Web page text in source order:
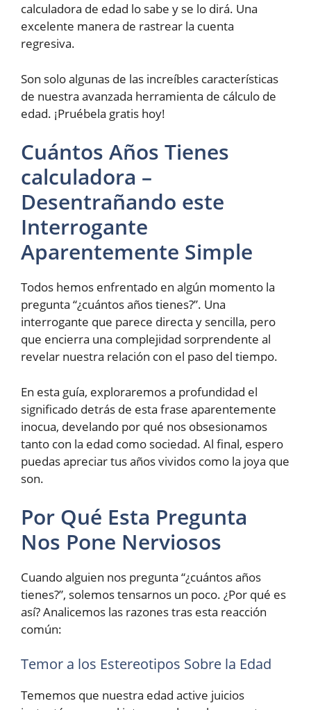
calculadora de edad lo sabe y se lo dirá. Una
excelente manera de rastrear la cuenta
regresiva.
Son solo algunas de las increíbles características
de nuestra avanzada herramienta de cálculo de
edad. ¡Pruébela gratis hoy!
Cuántos Años Tienes
calculadora –
Desentrañando este
Interrogante
Aparentemente Simple
Todos hemos enfrentado en algún momento la
pregunta “¿cuántos años tienes?”. Una
interrogante que parece directa y sencilla, pero
que encierra una complejidad sorprendente al
revelar nuestra relación con el paso del tiempo.
En esta guía, exploraremos a profundidad el
significado detrás de esta frase aparentemente
inocua, develando por qué nos obsesionamos
tanto con la edad como sociedad. Al final, espero
puedas apreciar tus años vividos como la joya que
son.
Por Qué Esta Pregunta
Nos Pone Nerviosos
Cuando alguien nos pregunta “¿cuántos años
tienes?”, solemos tensarnos un poco. ¿Por qué es
así? Analicemos las razones tras esta reacción
común:
Temor a los Estereotipos Sobre la Edad
Tememos que nuestra edad active juicios